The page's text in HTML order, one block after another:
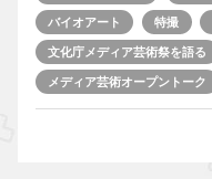
バイオアート 特撮
文化庁メディア芸術祭を語る
メディア芸術オープントーク